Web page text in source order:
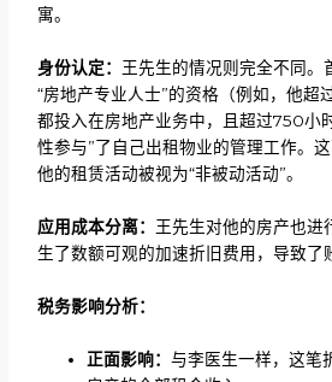
寓。
身份认定： 王先生的情况则完全不同。
“房地产专业人士”的资格（例如，他超
都投入在房地产业务中，且超过750小
性参与”了自己出租物业的管理工作。
他的租赁活动被视为“非被动活动”。
应用成本分离： 王先生对他的房产也进
生了数额可观的加速折旧费用，导致了
税务影响分析：
正面影响：与李医生一样，这笔